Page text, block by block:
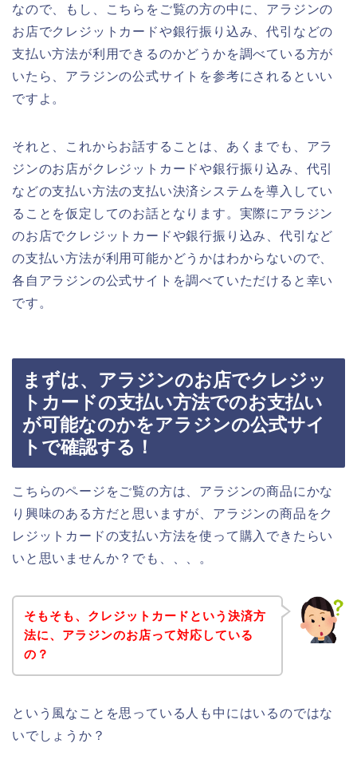
なので、もし、こちらをご覧の方の中に、アラジンの
お店でクレジットカードや銀行振り込み、代引などの
支払い方法が利用できるのかどうかを調べている方が
いたら、アラジンの公式サイトを参考にされるといい
ですよ。
それと、これからお話することは、あくまでも、アラ
ジンのお店がクレジットカードや銀行振り込み、代引
などの支払い方法の支払い決済システムを導入してい
ることを仮定してのお話となります。実際にアラジン
のお店でクレジットカードや銀行振り込み、代引など
の支払い方法が利用可能かどうかはわからないので、
各自アラジンの公式サイトを調べていただけると幸い
です。
まずは、アラジンのお店でクレジッ
トカードの支払い方法でのお支払い
が可能なのかをアラジンの公式サイ
トで確認する！
こちらのページをご覧の方は、アラジンの商品にかな
り興味のある方だと思いますが、アラジンの商品をク
レジットカードの支払い方法を使って購入できたらい
いと思いませんか？でも、、、。
そもそも、クレジットカードという決済方
法に、アラジンのお店って対応している
の？
という風なことを思っている人も中にはいるのではな
いでしょうか？